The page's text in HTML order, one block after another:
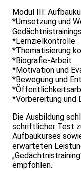
Modul III:
*Umsetzung und
*Lernzielkontrolle
*Thematisierung
*Biografie-Arbeit
*Motivation und
*Bewegung und
*Vorbereitung und
Die Ausbildung
schriftlicher Test
Aufbaukurses
erwarteten
empfohlen.